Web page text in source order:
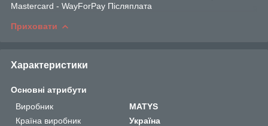
Mastercard - WayForPay Післяплата
Приховати
Характеристики
Основні атрибути
Виробник
MATYS
Країна виробник
Україна